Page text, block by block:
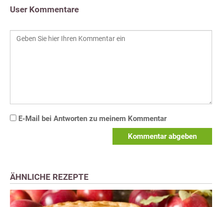
User Kommentare
E-Mail bei Antworten zu meinem Kommentar
Kommentar abgeben
ÄHNLICHE REZEPTE